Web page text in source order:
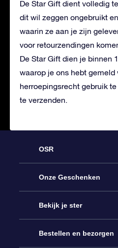
De Star Gift dient volledig
dit wil zeggen ongebruikt
waarin ze aan je zijn
voor retourzendingen
De Star Gift dien je binnen
waarop je ons hebt gemeld
herroepingsrecht gebruik
te verzenden.
OSR
Service
Contact
Blog
Onze Geschenken
Online Star Gift
OSR Cadeaupakket
Bekijk je ster
Sterrenregister
Bestellen en bezorgen